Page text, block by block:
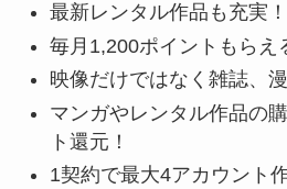
最新レンタル作品も充実！
毎月1,200ポイントもらえ
映像だけではなく雑誌、
マンガやレンタル作品の
ト還元！
1契約で最大4アカウント